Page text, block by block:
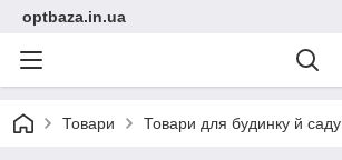
optbaza.in.ua
Товари Товари для будинку й саду